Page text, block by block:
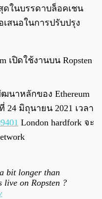
ในบรรดาบล็อคเชน
สนอในการปรับปรุง
เปิดใช้งานบน Ropsten
นาหลักของ Ethereum
24 มิถุนายน 2021 เวลา
London hardfork จะ
bit longer than
live on Ropsten ?